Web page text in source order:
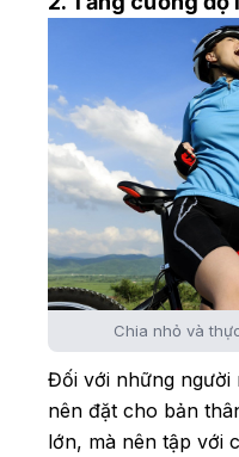
Chia nhỏ và
Đối với những người
nên đặt cho bản
lớn, mà nên tập với